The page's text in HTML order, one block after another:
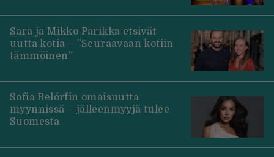
Sara ja Mikko Parikka etsivät
uutta kotia – ”Seuraavaan kotiin
tämmöinen”
Sofia Belórfin omaisuutta
myynnissä – jälleenmyyjä tulee
Suomesta